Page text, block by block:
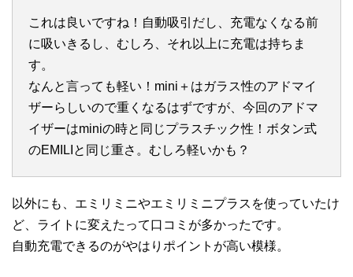
これは良いですね！自動吸引だし、充電なくなる前
に吸いきるし、むしろ、それ以上に充電は持ちま
す。
なんと言っても軽い！mini＋はガラス性のアドマイ
ザーらしいので重くなるはずですが、今回のアドマ
イザーはminiの時と同じプラスチック性！ボタン式
のEMILIと同じ重さ。むしろ軽いかも？
以外にも、エミリミニやエミリミニプラスを使っていたけ
ど、ライトに変えたって口コミが多かったです。
自動充電できるのがやはりポイントが高い模様。